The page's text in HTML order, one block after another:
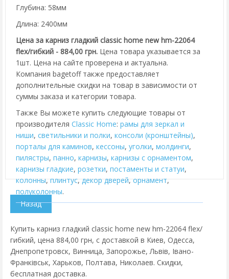
Глубина: 58мм
Длина: 2400мм
Цена за карниз гладкий classic home new hm-22064
flex/гибкий - 884,00 грн. Цена товара указывается за
1шт. Цена на сайте проверена и актуальна.
Компания bagetoff также предоставляет
дополнительные скидки на товар в зависимости от
суммы заказа и категории товара.
Также Вы можете купить следующие товары от
производителя Classic Home: рамы для зеркал и
ниши, cветильники и полки, консоли (кронштейны),
порталы для каминов, кессоны, уголки, молдинги,
пилястры, панно, карнизы, карнизы с орнаментом,
карнизы гладкие, розетки, постаменты и статуи,
колонны, плинтус, декор дверей, орнамент,
полуколонны.
Купить карниз гладкий classic home new hm-22064 flex/
гибкий, цена 884,00 грн, с доставкой в Киев, Одесса,
Днепропетровск, Винница, Запорожье, Львів, Івано-
Франківськ, Харьков, Полтава, Николаев. Скидки,
бесплатная доставка.